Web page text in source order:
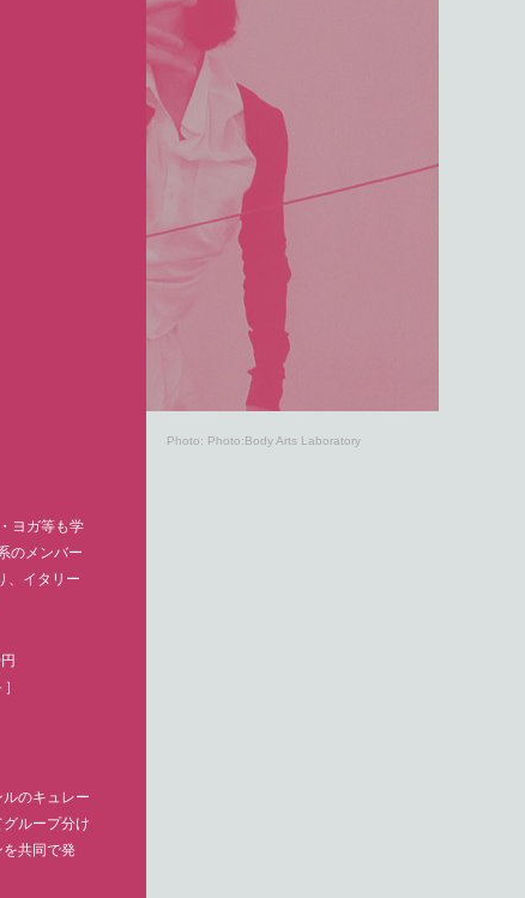
ヨガ等も学
のメンバー
、イタリー
のキュレー
ループ分け
共同で発
Photo: Photo:Body Arts Laboratory